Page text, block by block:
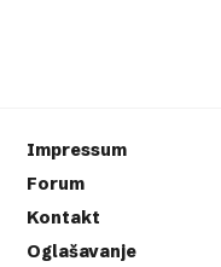
Impressum
Forum
Kontakt
Oglašavanje